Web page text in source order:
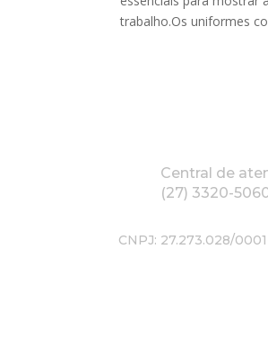
trabalho.Os uniformes
Central de
(27) 3320-
CNPJ: 27.273.028/